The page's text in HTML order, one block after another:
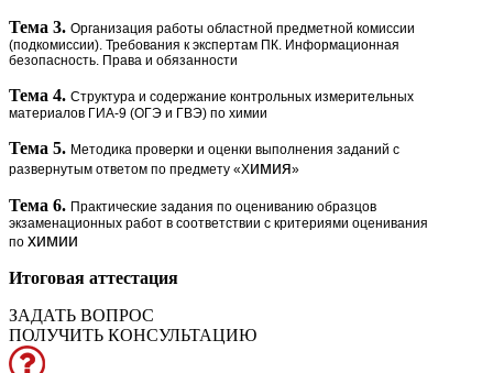
Тема 3. Организация работы областной предметной комиссии
(подкомиссии). Требования к экспертам ПК. Информационная
безопасность. Права и обязанности
Тема 4. Структура и содержание контрольных измерительных
материалов ГИА-9 (ОГЭ и ГВЭ) по химии
Тема 5. Методика проверки и оценки выполнения заданий с
развернутым ответом по предмету «Химия»
Тема 6. Практические задания по оцениванию образцов
экзаменационных работ в соответствии с критериями оценивания
по химии
Итоговая аттестация
ЗАДАТЬ ВОПРОС
ПОЛУЧИТЬ КОНСУЛЬТАЦИЮ